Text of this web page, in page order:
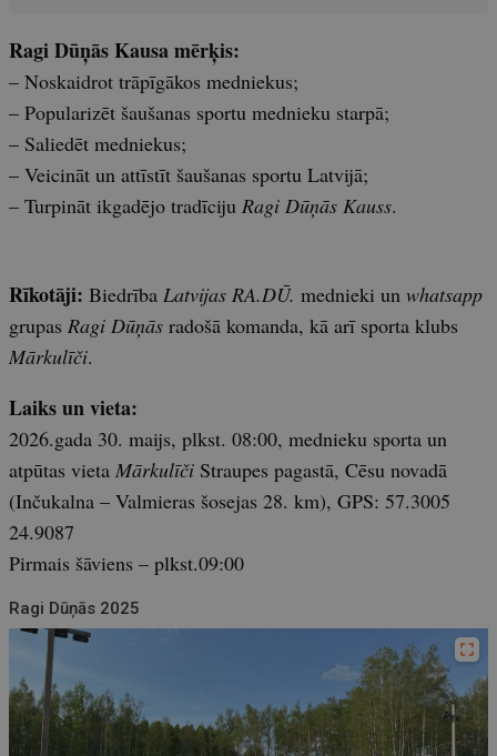
Ragi Dūņās Kausa mērķis:
– Noskaidrot trāpīgākos medniekus;
– Popularizēt šaušanas sportu mednieku starpā;
– Saliedēt medniekus;
– Veicināt un attīstīt šaušanas sportu Latvijā;
– Turpināt ikgadējo tradīciju Ragi Dūņās Kauss.
Rīkotāji: Biedrība Latvijas RA.DŪ. mednieki un whatsapp
grupas Ragi Dūņās radošā komanda, kā arī sporta klubs
Mārkulīči.
Laiks un vieta:
2026.gada 30. maijs, plkst. 08:00, mednieku sporta un
atpūtas vieta Mārkulīči Straupes pagastā, Cēsu novadā
(Inčukalna – Valmieras šosejas 28. km), GPS: 57.3005
24.9087
Pirmais šāviens – plkst.09:00
Ragi Dūņās 2025